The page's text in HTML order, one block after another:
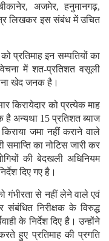
अजमेर, हनुमानगढ़,
लिखकर इस संबंध में उचित
प्रतिमाह इन सम्पतियों का
में शत-प्रतिशत वसूली
खेद जनक है।
किरायेदार को प्रत्येक माह
है अन्यथा 15 प्रतिशत ब्याज
जमा नहीं कराने वाले
समाप्ति का नोटिस जारी कर
की बेदखली अधिनियम
दिए गए है।
से नहीं लेने वाले एवं
संबंधित निरीक्षक के विरुद्ध
के निर्देश दिए है। उन्होंने
हुए प्रतिमाह की प्रगति